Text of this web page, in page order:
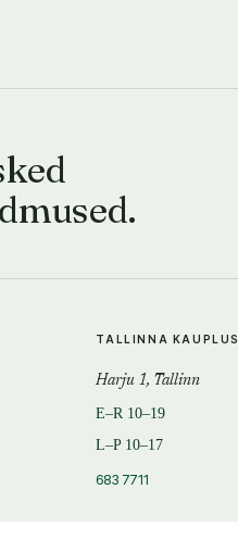
TALLINNA KAUPLUS
Harju 1, Tallinn
E–R 10–19
L–P 10–17
683 7711